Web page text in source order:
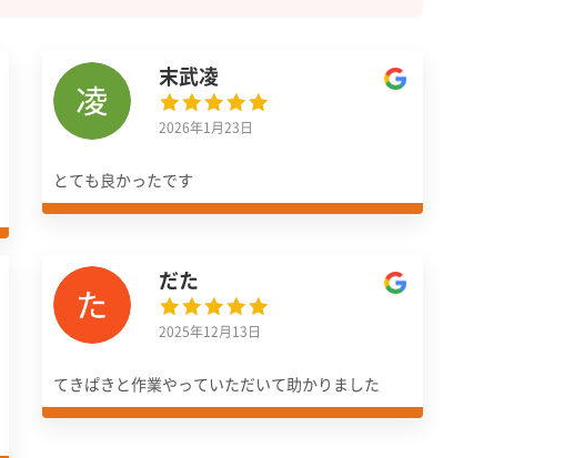
末武凌
2026年1月23日
とても良かったです
だた
2025年12月13日
てきぱきと作業やっていただいて助かりました